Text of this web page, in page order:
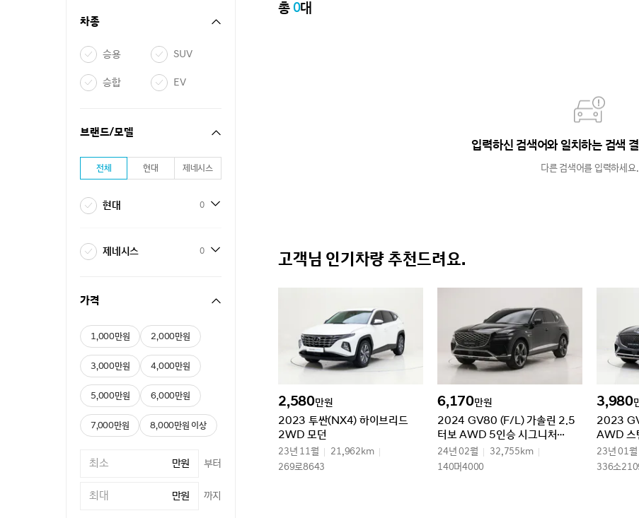
차종
승용 SUV
승합 EV
브랜드/모델
전체 현대 제네시스
현대 0
제네시스 0
가격
1,000만원 2,000만원
3,000만원 4,000만원
5,000만원 6,000만원
7,000만원 8,000만원 이상
만원 부터
만원 까지
총0대
입력하신 검색어와 일치하는 검색
다른 검색어를 입력하세요.
고객님 인기차량 추천드려요.
2,580만원
2023 투싼(NX4) 하이브리드
2WD 모던
23년 11월
21,962km
269로8643
6,170만원
2024 GV80 (F/L) 가솔린 2.5
터보 AWD 5인승 시그니처
디자인 셀렉션Ⅱ
24년 02월
32,755km
140머4000
3,980
2023
AWD 스
23년 01월
336소